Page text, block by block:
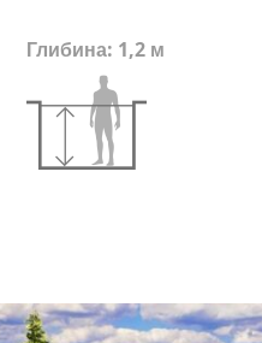
Глибина: 1,2 м